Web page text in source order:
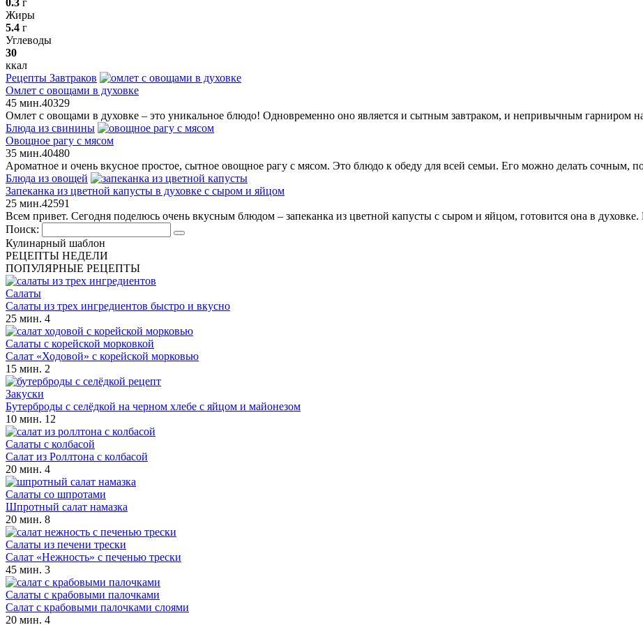
Жиры
5.4 г
Углеводы
30
ккал
Рецепты Завтраков
Омлет с овощами в духовке
45 мин.40329
Омлет с овощами в духовке – это уникальное блюдо! Одновременно оно является и сытным завтраком, и непривычным гарниром
Блюда из свинины
Овощное рагу с мясом
35 мин.40480
Ароматное и очень вкусное простое, сытное овощное рагу с мясом. Это блюдо к обеду для всей семьи. Его можно делать сочным,
Блюда из овощей
Запеканка из цветной капусты в духовке с сыром и яйцом
25 мин.42591
Всем привет. Сегодня поделюсь очень вкусным блюдом – запеканка из цветной капусты с сыром и яйцом, готовится она в духовке.
Поиск:
Кулинарный шаблон
РЕЦЕПТЫ НЕДЕЛИ
ПОПУЛЯРНЫЕ РЕЦЕПТЫ
Салаты
Салаты из трех ингредиентов быстро и вкусно
25 мин. 4
Салаты с корейской морковкой
Салат «Ходовой» с корейской морковью
15 мин. 2
Закуски
Бутерброды с селёдкой на черном хлебе с яйцом и майонезом
10 мин. 12
Салаты с колбасой
Салат из Роллтона с колбасой
20 мин. 4
Салаты со шпротами
Шпротный салат намазка
20 мин. 8
Салаты из печени трески
Салат «Нежность» с печенью трески
45 мин. 3
Салаты с крабовыми палочками
Салат с крабовыми палочками слоями
20 мин. 4